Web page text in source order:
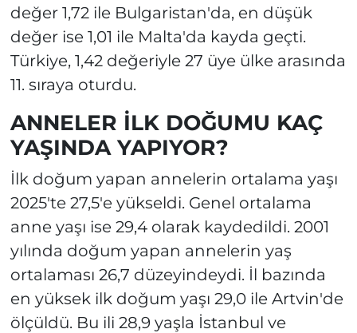
değer 1,72 ile Bulgaristan'da, en düşük
değer ise 1,01 ile Malta'da kayda geçti.
Türkiye, 1,42 değeriyle 27 üye ülke arasında
11. sıraya oturdu.
ANNELER İLK DOĞUMU KAÇ
YAŞINDA YAPIYOR?
İlk doğum yapan annelerin ortalama yaşı
2025'te 27,5'e yükseldi. Genel ortalama
anne yaşı ise 29,4 olarak kaydedildi. 2001
yılında doğum yapan annelerin yaş
ortalaması 26,7 düzeyindeydi. İl bazında
en yüksek ilk doğum yaşı 29,0 ile Artvin'de
ölçüldü. Bu ili 28,9 yaşla İstanbul ve